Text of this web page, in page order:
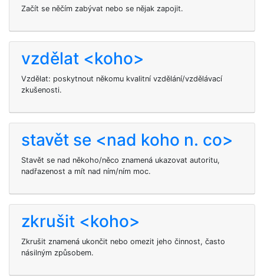
Začít se něčím zabývat nebo se nějak zapojit.
vzdělat <koho>
Vzdělat: poskytnout někomu kvalitní vzdělání/vzdělávací
zkušenosti.
stavět se <nad koho n. co>
Stavět se nad někoho/něco znamená ukazovat autoritu,
nadřazenost a mít nad ním/ním moc.
zkrušit <koho>
Zkrušit znamená ukončit nebo omezit jeho činnost, často
násilným způsobem.